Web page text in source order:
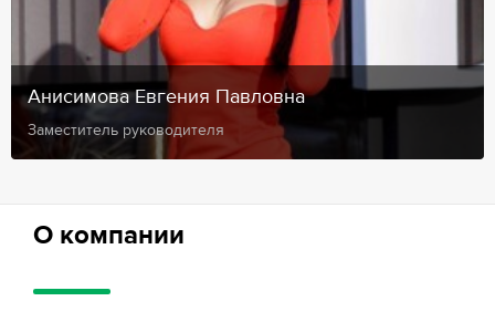
Анисимова Евгения Павловна
Заместитель руководителя
О компании